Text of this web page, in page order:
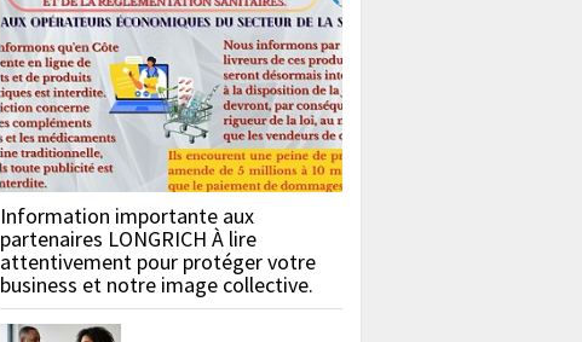
Information importante aux
partenaires LONGRICH À lire
attentivement pour protéger votre
business et notre image collective.